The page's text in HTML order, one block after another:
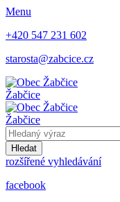
Menu
+420 547 231 602
starosta@zabcice.cz
Žabčice
Žabčice
Hledat
rozšířené vyhledávání
facebook